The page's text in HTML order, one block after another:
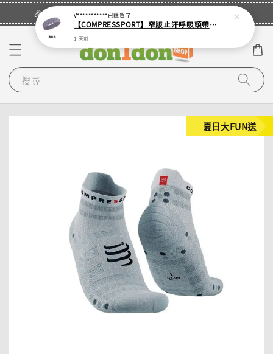
🎉登入會員・領取您的專屬折扣券！
搜尋
夏日大FUN送
V***********已購買了
【COMPRESSPORT】窄版止汗呼吸頭帶2.0_【零碼】
1 天前